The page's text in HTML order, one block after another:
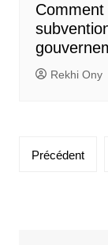
Rekhi Ony
Pagination
Précédent